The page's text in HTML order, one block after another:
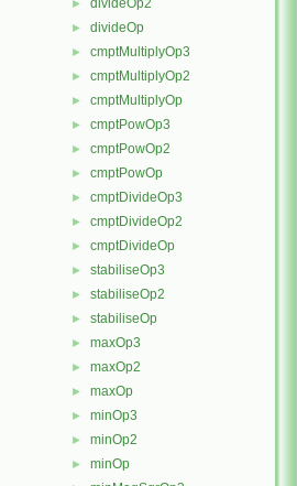
► divideOp2
► divideOp
► cmptMultiplyOp3
► cmptMultiplyOp2
► cmptMultiplyOp
► cmptPowOp3
► cmptPowOp2
► cmptPowOp
► cmptDivideOp3
► cmptDivideOp2
► cmptDivideOp
► stabiliseOp3
► stabiliseOp2
► stabiliseOp
► maxOp3
► maxOp2
► maxOp
► minOp3
► minOp2
► minOp